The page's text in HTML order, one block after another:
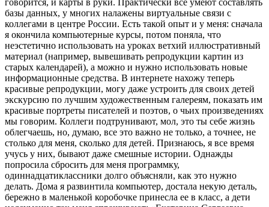
базы данных, у многих налажены виртуальные связи с
коллегами в центре России. Есть такой опыт и у меня: сначала
я окончила компьютерные курсы, потом поняла, что
неэстетично использовать на уроках ветхий иллюстративный
материал (например, вывешивать репродукции картин из
старых календарей), а можно и нужно использовать новые
информационные средства. В интернете нахожу теперь
красивые репродукции, могу даже устроить для своих детей
экскурсию по лучшим художественным галереям, показать им
красивые портреты писателей и поэтов, о чьих произведениях
мы говорим. Коллеги подтрунивают, мол, это ты себе жизнь
облегчаешь, но, думаю, все это важно не только, а точнее, не
столько для меня, сколько для детей. Признаюсь, я все время
учусь у них, бывают даже смешные истории. Однажды
попросила сбросить для меня программку,
одиннадцатиклассники долго объясняли, как это нужно
делать. Дома я развинтила компьютер, достала некую деталь,
бережно в маленькой коробочке принесла ее в класс, а дети